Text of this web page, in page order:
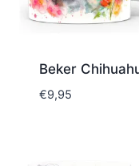
Beker
€9,95